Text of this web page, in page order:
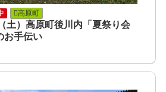
高原町
土）高原町後川内「夏祭り会
お手伝い